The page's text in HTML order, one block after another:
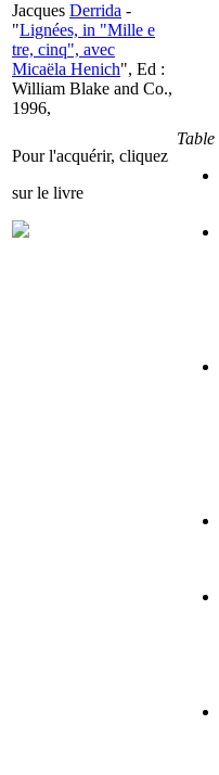
Jacques Derrida -
"Lignées, in "Mille e
tre, cinq", avec
Micaëla Henich", Ed :
William Blake and Co.,
1996,
Pour l'acquérir, cliquez
sur le livre
Table